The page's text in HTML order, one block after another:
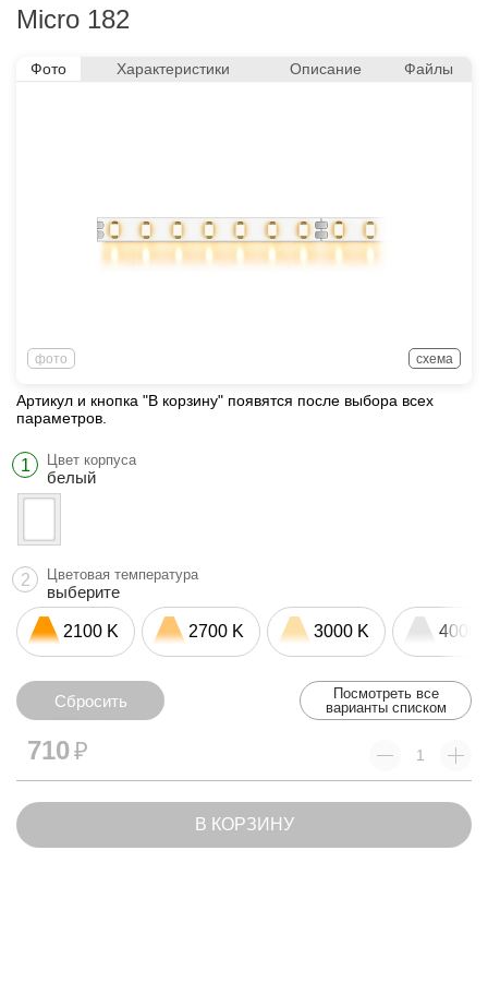
Micro 182
Фото Характеристики Описание Файлы
фото схема
Артикул и кнопка "В корзину" появятся после выбора всех
параметров.
1 Цвет корпуса
белый
2 Цветовая температура
выберите
2100 K 2700 K 3000 K 4000
Посмотреть все
варианты списком
Сбросить
710₽
В КОРЗИНУ